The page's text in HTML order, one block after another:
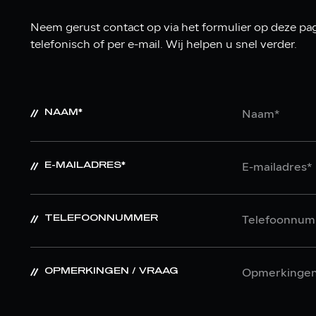
Neem gerust contact op via het formulier op deze
telefonisch of per e-mail. Wij helpen u snel verder.
NAAM*
E-MAILADRES*
TELEFOONNUMMER
OPMERKINGEN / VRAAG